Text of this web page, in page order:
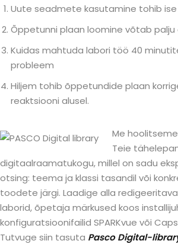
Uute seadmete kasutamine tohib
Õppetunni plaan loomine võtab palju
Kuidas mahtuda labori töö 40
probleem
Hiljem tohib õppetundide plaan
reaktsiooni alusel.
Me
Teie
digitaalraamatukogu, millel on sadu
otsing: teema ja klassi tasandil või
toodete järgi. Laadige alla
laborid, õpetaja märkused koos
konfiguratsioonifailid SPARKvue või
Tutvuge siin tasuta Pasco Digital-